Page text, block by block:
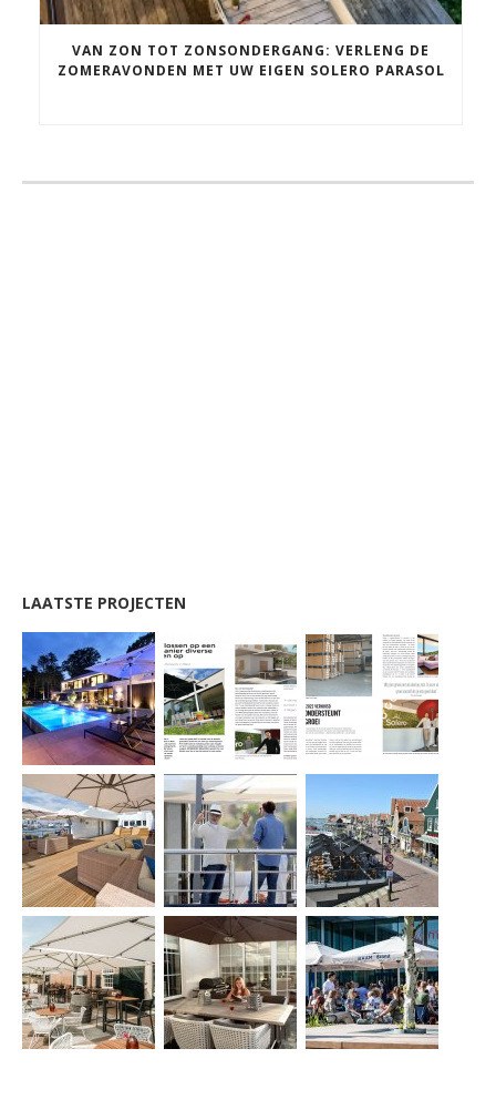
VAN ZON TOT ZONSONDERGANG: VERLENG DE
ZOMERAVONDEN MET UW EIGEN SOLERO PARASOL
LAATSTE PROJECTEN